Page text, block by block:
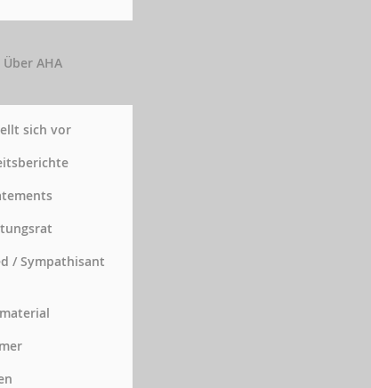
Über AHA
sich vor
/ Sympathisant